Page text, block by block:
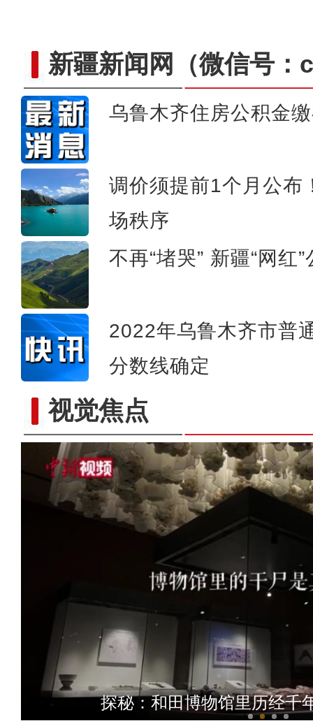
新疆新闻网 （微信号
乌鲁木齐住房公积金
调价须提前1个月公布
场秩序
不再“堵哭” 新疆“网红
2022年乌鲁木齐市普
分数线确定
视觉焦点新疆昭苏县二十余万亩
探秘：和田博物馆里历经千